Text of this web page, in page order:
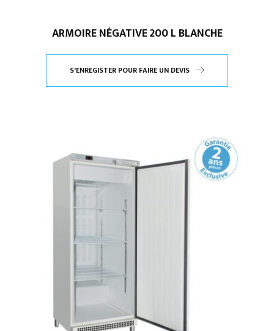
ARMOIRE NÉGATIVE 200 L BLANCHE
S'ENREGISTER POUR FAIRE UN DEVIS